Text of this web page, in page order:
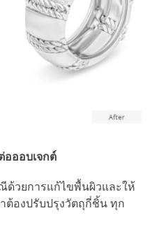
อออบเจกต์
วยการแก้ไขพื้นผิวและให้
ต้องปรับปรุงวัตถุกี่ชิ้น ทุก